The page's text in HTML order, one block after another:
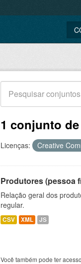
1 conjunto
Licenças: Creative
Produtores (pessoa
Relação geral dos
regular.
CSV XML JS
Você também pode ter